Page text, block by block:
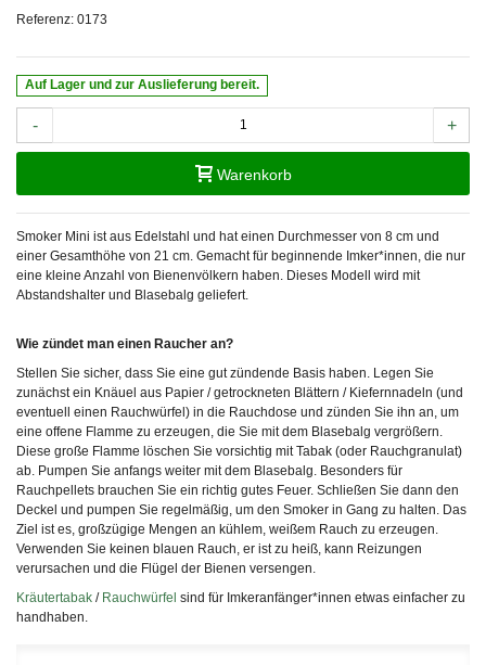
Referenz: 0173
Auf Lager und zur Auslieferung bereit.
- +
Warenkorb
Smoker Mini ist aus Edelstahl und hat einen Durchmesser von 8 cm und
einer Gesamthöhe von 21 cm. Gemacht für beginnende Imker*innen, die nur
eine kleine Anzahl von Bienenvölkern haben. Dieses Modell wird mit
Abstandshalter und Blasebalg geliefert.
Wie zündet man einen Raucher an?
Stellen Sie sicher, dass Sie eine gut zündende Basis haben. Legen Sie
zunächst ein Knäuel aus Papier / getrockneten Blättern / Kiefernnadeln (und
eventuell einen Rauchwürfel) in die Rauchdose und zünden Sie ihn an, um
eine offene Flamme zu erzeugen, die Sie mit dem Blasebalg vergrößern.
Diese große Flamme löschen Sie vorsichtig mit Tabak (oder Rauchgranulat)
ab. Pumpen Sie anfangs weiter mit dem Blasebalg. Besonders für
Rauchpellets brauchen Sie ein richtig gutes Feuer. Schließen Sie dann den
Deckel und pumpen Sie regelmäßig, um den Smoker in Gang zu halten. Das
Ziel ist es, großzügige Mengen an kühlem, weißem Rauch zu erzeugen.
Verwenden Sie keinen blauen Rauch, er ist zu heiß, kann Reizungen
verursachen und die Flügel der Bienen versengen.
Kräutertabak / Rauchwürfel sind für Imkeranfänger*innen etwas einfacher zu
handhaben.